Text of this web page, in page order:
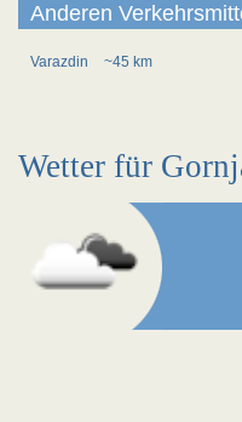
Anderen
Varazdin ~45 km
Wetter für